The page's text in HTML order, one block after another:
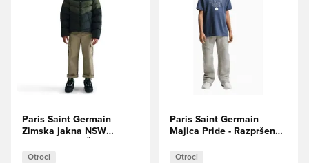
Paris Saint Germain
Zimska jakna NSW
Kaki Otroci
Otroci
Paris Saint Germain
Majica Pride - Razpršena
Otroci